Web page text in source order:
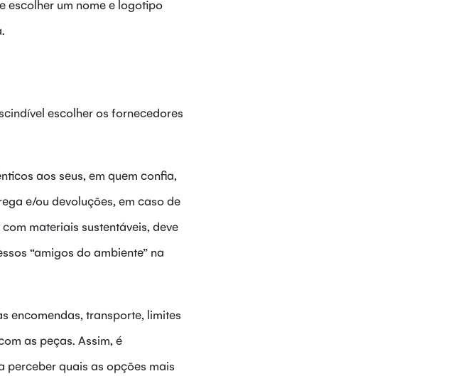
escolher um nome e logotipo
escolher os fornecedores
aos seus, em quem confia,
e/ou devoluções, em caso de
materiais sustentáveis, deve
“amigos do ambiente” na
encomendas, transporte, limites
as peças. Assim, é
perceber quais as opções mais